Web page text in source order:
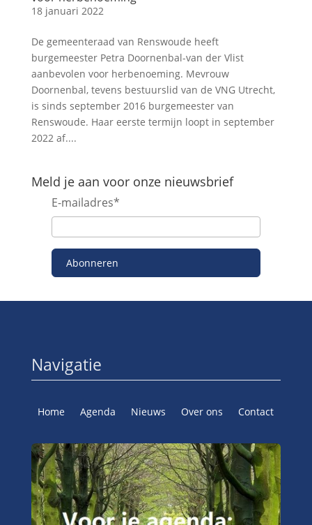
18 januari 2022
De gemeenteraad van Renswoude heeft
burgemeester Petra Doornenbal-van der Vlist
aanbevolen voor herbenoeming. Mevrouw
Doornenbal, tevens bestuurslid van de VNG Utrecht,
is sinds september 2016 burgemeester van
Renswoude. Haar eerste termijn loopt in september
2022 af....
Meld je aan voor onze nieuwsbrief
E-mailadres*
Abonneren
Navigatie
Home Agenda Nieuws Over ons Contact